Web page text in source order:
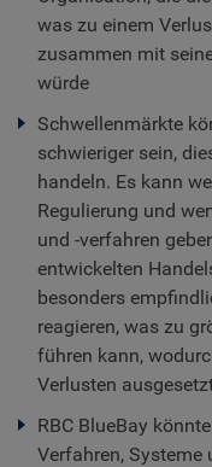
was zu einem
zusammen mit
würde
Schwellenmärkte
schwieriger sein,
handeln. Es kann
Regulierung und
und -verfahren
entwickelten
besonders
reagieren, was zu
führen kann,
Verlusten
RBC BlueBay
Verfahren, Systeme